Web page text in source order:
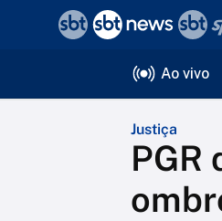
Ao vivo
Justiça
PGR
voltar
Editorias